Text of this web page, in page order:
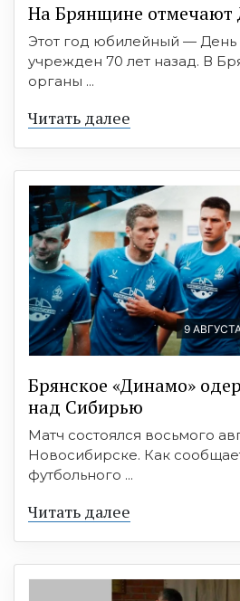
На Брянщине отмечают
Этот год юбилейный — День
учрежден 70 лет назад. В
органы ...
Читать далее
9
Брянское «Динамо»
над Сибирью
Матч состоялся восьмого
Новосибирске. Как
футбольного ...
Читать далее